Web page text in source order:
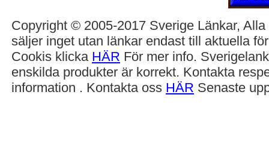
Copyright © 2005-2017 Sverige Länkar,
säljer inget utan länkar endast till aktuella
Cookis klicka HÄR För mer info.
enskilda produkter är korrekt. Kontakta
information . Kontakta oss HÄR Senaste